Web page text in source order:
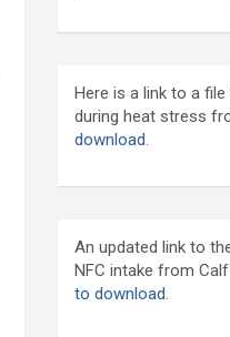
Here is a link to a
during heat stress
download.
An updated link to
NFC intake from
to download.